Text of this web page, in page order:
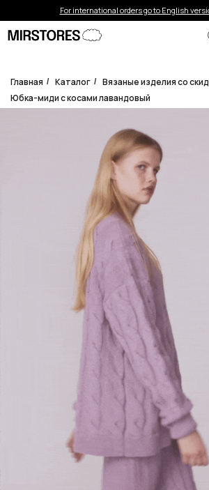
For international orders go to English
Error get alias
Главная / Каталог / Вязаные изделия со
Юбка-миди с косами лавандовый